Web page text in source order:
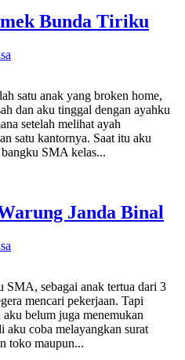
Bunda Tiriku
satu anak yang broken home,
dan aku tinggal dengan ayahku
setelah melihat ayah
satu kantornya. Saat itu aku
SMA kelas...
Janda Binal
sebagai anak tertua dari 3
mencari pekerjaan. Tapi
belum juga menemukan
aku coba melayangkan surat
toko maupun...